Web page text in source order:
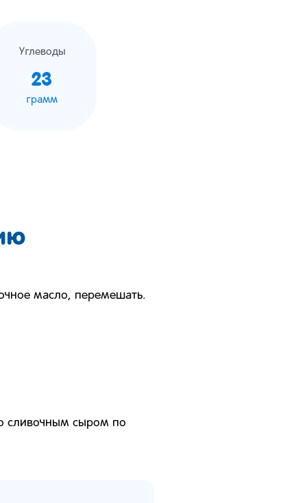
Углеводы
23
грамм
масло, перемешать.
сливочным сыром по